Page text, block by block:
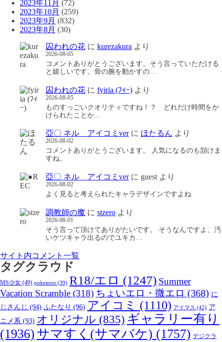
2023年11月 (72)
2023年10月 (259)
2023年9月 (832)
2023年8月 (30)
囚われの花 に kurezakura より
2026-08-05
コメントありがとうございます。そう言っていただける
と嬉しいです。骨の腕を動かすの…
囚われの花 に fyiria (ﾌｨｰ) より
2026-08-05
ものすっごいクオリティですね！？ どれだけ時間をか
けられたことか...
亞〇 ネル アイコミverに ほたるん より
2026-08-02
コメントありがとうございます。 人気になるのも頷けま
すね。
亞〇 ネル アイコミverに guest より
2026-08-02
よく見ると考えられたキャラデザインですよね
調教師の魔 に stzero より
2026-08-01
そう言って頂けてありがたいです。 そうなんですよ、汚
いケツキャラ出るのでユキカ…
サイト内コメント一覧
タグクラウド
MS少女 (49) pokemon (39) R18/エロ (1247) Summer
Vacation Scramble (318) ちょいエロ・微エロ (368) に
じさんじ (94) ふたなり (96) アイコミ (1110) アイマス (42) ア
ニメ系 (93) オリジナル (835) ギャラリー有り
(1936) サマすく(サマバケ) (1757) デジクラ